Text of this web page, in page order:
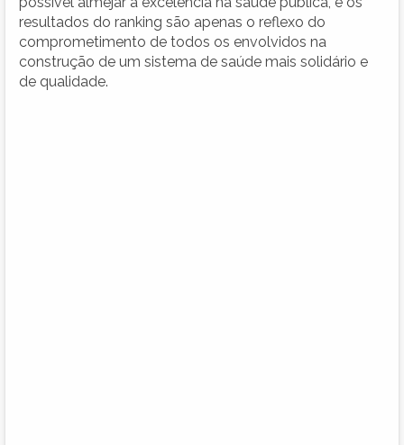
resultados do ranking são apenas o reflexo do
comprometimento de todos os envolvidos na
construção de um sistema de saúde mais solidário e
de qualidade.